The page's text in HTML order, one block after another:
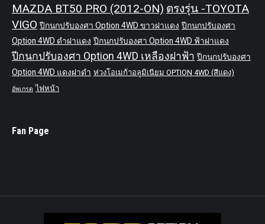
MAZDA BT50 PRO (2012-ON) ตรงรุ่น -TOYOTA
VIGO ปีกนกปรับองศา Option 4WD ขาวฝาแดง ปีกนกปรับองศา
Option 4WD ดำฝาแดง ปีกนกปรับองศา Option 4WD ฟ้าฝาแดง
ปีกนกปรับองศา Option 4WD เหลืองฝาฟ้า ปีกนกปรับองศา
Option 4WD แดงฝาดำ ห่วงโอเมก้าอลูมิเนียม OPTION 4WD (สีแดง)
อัพเกรด ไฟหน้า
Fan Page